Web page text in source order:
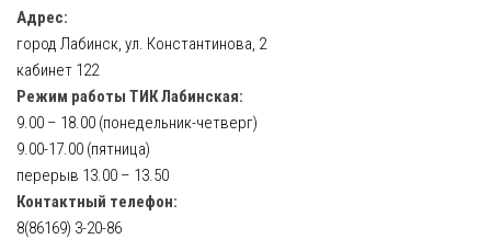
Адрес:
город Лабинск, ул. Константинова, 2
кабинет 122
Режим работы ТИК Лабинская:
9.00 – 18.00 (понедельник-четверг)
9.00-17.00 (пятница)
перерыв 13.00 – 13.50
Контактный телефон:
8(86169) 3-20-86